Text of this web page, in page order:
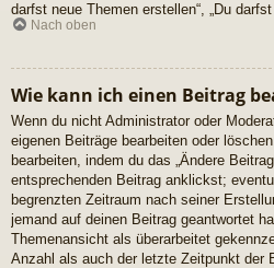
darfst neue Themen erstellen“, „Du
Nach oben
Wie kann ich einen Beitrag
Wenn du nicht Administrator oder
eigenen Beiträge bearbeiten oder
bearbeiten, indem du das „Ändere
entsprechenden Beitrag anklickst;
begrenzten Zeitraum nach seiner
jemand auf deinen Beitrag geantwortet
Themenansicht als überarbeitet
Anzahl als auch der letzte Zeitpunkt der